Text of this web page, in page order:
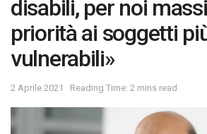
disabili, per noi
priorità ai soggetti
vulnerabili»
2 Aprile 2021 Reading Time: 2 mins read